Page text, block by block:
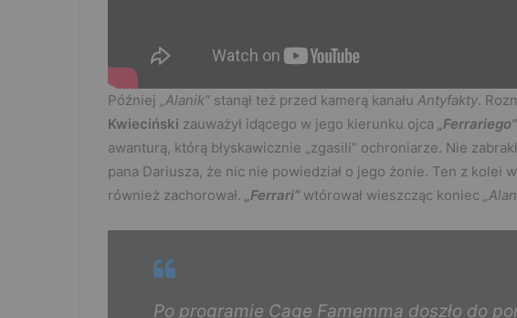
Później „Alanik” stanął też przed kamerą kanału Antyfakty.
Kwieciński zauważył idącego w jego kierunku ojca „Ferrariego”
awanturą, którą błyskawicznie „zgasili” ochroniarze. Nie
pana Dariusza, że nic nie powiedział o jego żonie. Ten z kolei
również zachorował.
„Ferrari” wtórował wieszcząc koniec
Po programie Cage Famemma doszło do